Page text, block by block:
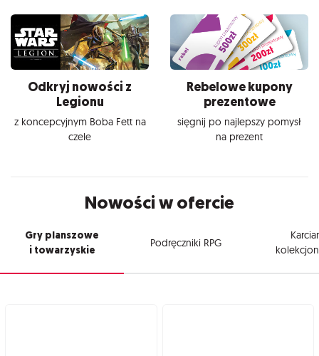
Odkryj nowości z
Legionu
z koncepcyjnym Boba Fett na
czele
Rebelowe kupony
prezentowe
sięgnij po najlepszy pomysł
na prezent
Nowości w ofercie
Gry planszowe
i towarzyskie
Podręczniki RPG